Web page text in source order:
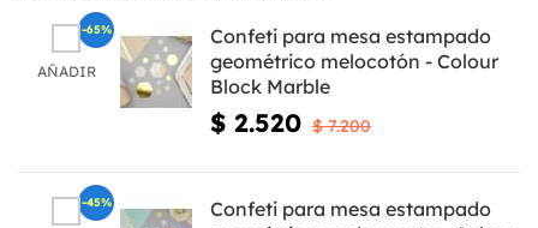
AÑADIR
Confeti para mesa estampado
geométrico melocotón - Colour
Block Marble
$ 2.520 $ 7.200
-65%
Confeti para mesa estampado
-45%